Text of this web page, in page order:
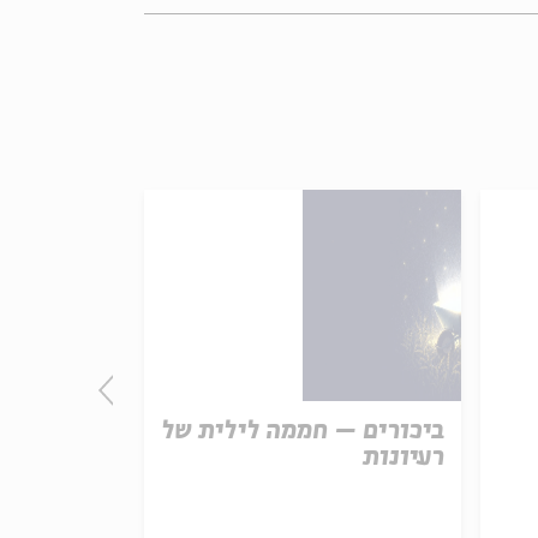
ביכורים – חממה לילית של
רעיונות